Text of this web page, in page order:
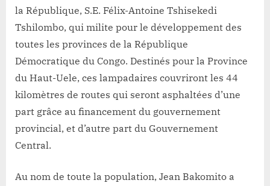
la République, S.E. Félix-Antoine Tshisekedi
Tshilombo, qui milite pour le développement des
toutes les provinces de la République
Démocratique du Congo. Destinés pour la Province
du Haut-Uele, ces lampadaires couvriront les 44
kilomètres de routes qui seront asphaltées d’une
part grâce au financement du gouvernement
provincial, et d’autre part du Gouvernement
Central.
Au nom de toute la population, Jean Bakomito a